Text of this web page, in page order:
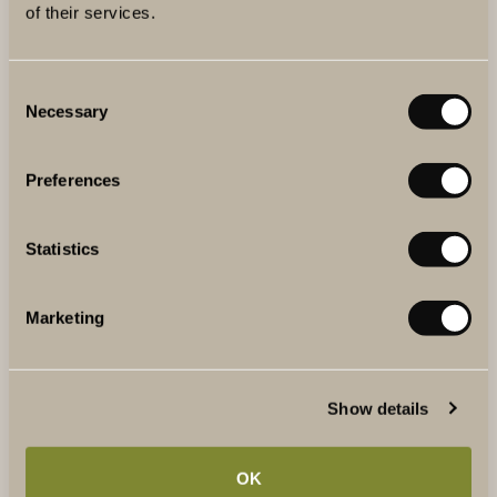
of their services.
Selection
Necessary
Preferences
Statistics
Marketing
Show details
OK
Det italienska köket är både lättlagat och gudomligt gott.